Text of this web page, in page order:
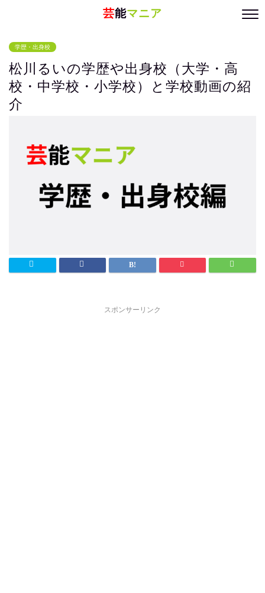
芸能マニア
学歴・出身校
松川るいの学歴や出身校（大学・高
校・中学校・小学校）と学校動画の紹
介
スポンサーリンク